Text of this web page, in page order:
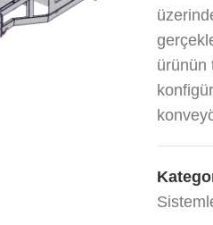
ürünün